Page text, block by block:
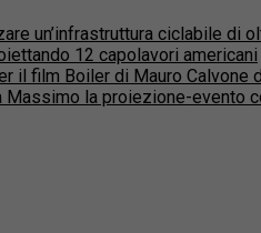
un’infrastruttura ciclabile di
12 capolavori americani
il film Boiler di Mauro Calvone
la proiezione-evento